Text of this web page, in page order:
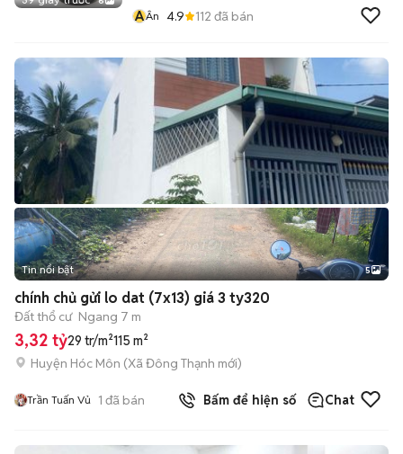
ÂÂn 4.9 112 đã bán
Tin nổi bật 5
chính chủ gửi lo dat (7x13) giá 3 ty320
Đất thổ cư Ngang 7 m
3,32 tỷ29 tr/m²115 m²
Huyện Hóc Môn (Xã Đông Thạnh mới)
Trần Tuấn Vủ 1 đã bán Bấm để hiện số Chat